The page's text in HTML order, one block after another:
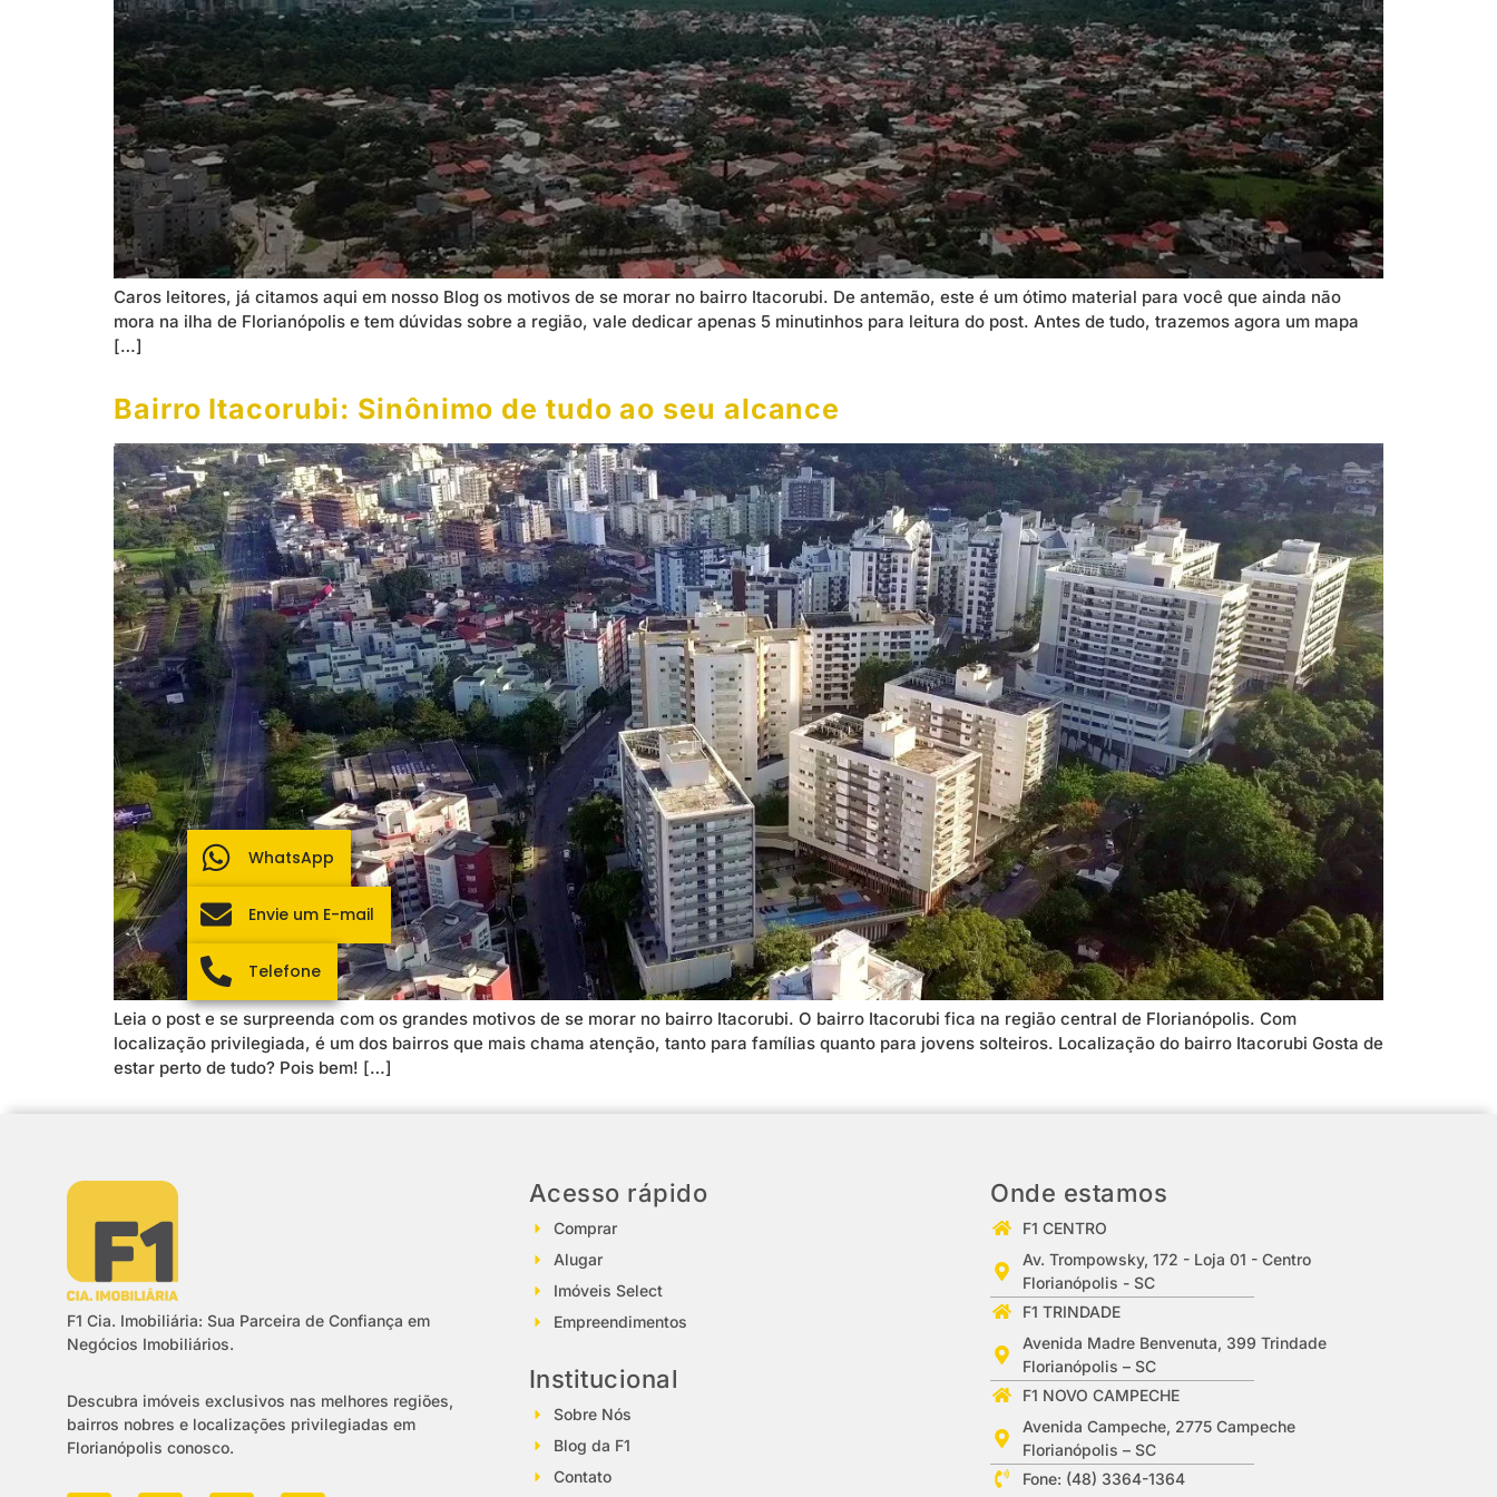
Caros leitores, já citamos aqui em nosso Blog os motivos de se morar no bairro Itacorubi. De antemão, este é um ótimo material para você que ainda não
mora na ilha de Florianópolis e tem dúvidas sobre a região, vale dedicar apenas 5 minutinhos para leitura do post. Antes de tudo, trazemos agora um mapa
[…]
Bairro Itacorubi: Sinônimo de tudo ao seu alcance
Leia o post e se surpreenda com os grandes motivos de se morar no bairro Itacorubi. O bairro Itacorubi fica na região central de Florianópolis. Com
localização privilegiada, é um dos bairros que mais chama atenção, tanto para famílias quanto para jovens solteiros. Localização do bairro Itacorubi Gosta de
estar perto de tudo? Pois bem! […]
F1 Cia. Imobiliária: Sua Parceira de Confiança em
Negócios Imobiliários.
Descubra imóveis exclusivos nas melhores regiões,
bairros nobres e localizações privilegiadas em
Florianópolis conosco.
Acesso rápido
Comprar
Alugar
Imóveis Select
Empreendimentos
Institucional
Sobre Nós
Blog da F1
Contato
Onde estamos
F1 CENTRO
Av. Trompowsky, 172 - Loja 01 - Centro
Florianópolis - SC
F1 TRINDADE
Avenida Madre Benvenuta, 399 Trindade
Florianópolis – SC
F1 NOVO CAMPECHE
Avenida Campeche, 2775 Campeche
Florianópolis – SC
Fone: (48) 3364-1364
WhatsApp
Envie um E-mail
Telefone